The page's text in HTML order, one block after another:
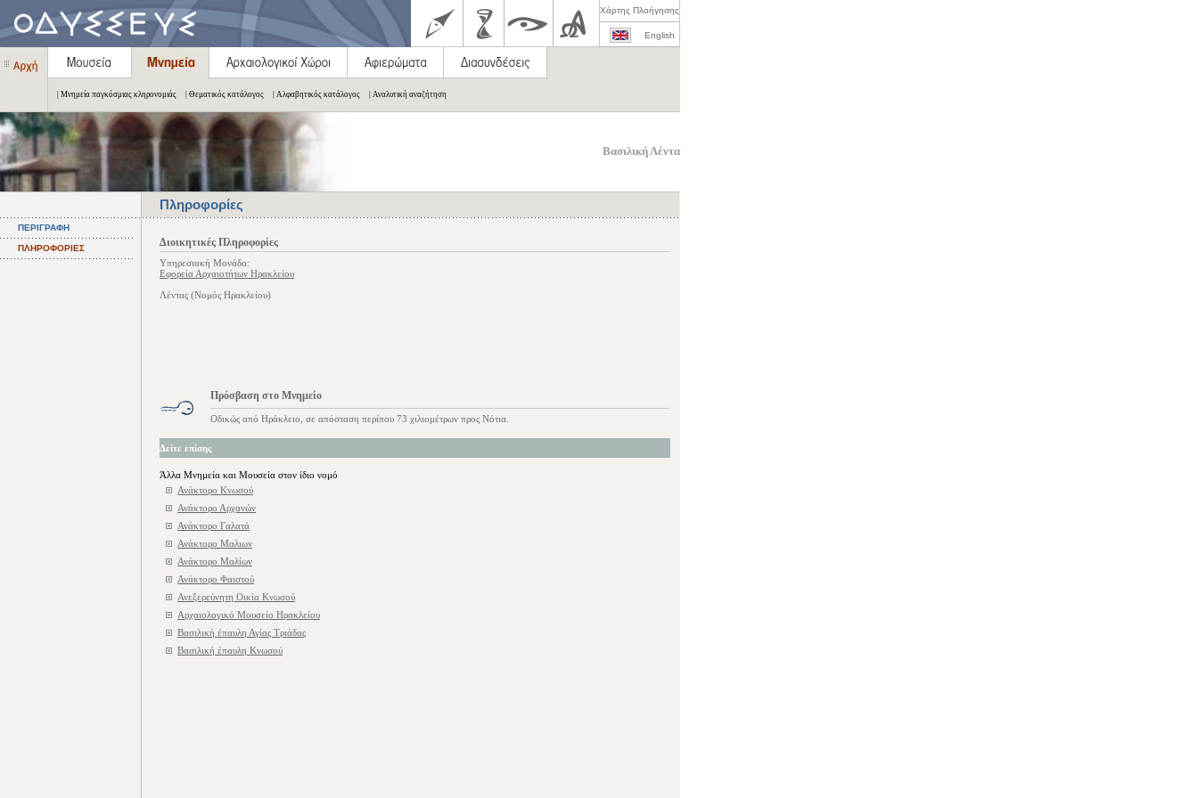
Χάρτης Πλοήγησης
English
| Μνημεία παγκόσμιας κληρονομιάς | Θεματικός κατάλογος | Αλφαβητικός κατάλογος | Αναλυτική αναζήτηση
Βασιλική Λέντα
Πληροφορίες
ΠΕΡΙΓΡΑΦΗ
ΠΛΗΡΟΦΟΡΙΕΣ Διοικητικές Πληροφορίες
Υπηρεσιακή Μονάδα:
Εφορεία Αρχαιοτήτων Ηρακλείου
Λέντας (Νομός Ηρακλείου)
Πρόσβαση στο Μνημείο
Οδικώς από Ηράκλειο, σε απόσταση περίπου 73 χιλιομέτρων προς Νότια.
Δείτε επίσης
Άλλα Μνημεία και Μουσεία στον ίδιο νομό
Ανάκτορο Kνωσού
Ανάκτορο Αρχανών
Ανάκτορο Γαλατά
Ανάκτορο Μαλιων
Ανάκτορο Μαλίων
Ανάκτορο Φαιστού
Ανεξερεύνητη Οικία Κνωσού
Αρχαιολογικό Μουσείο Ηρακλείου
Βασιλική έπαυλη Αγίας Τριάδας
Βασιλική έπαυλη Κνωσού